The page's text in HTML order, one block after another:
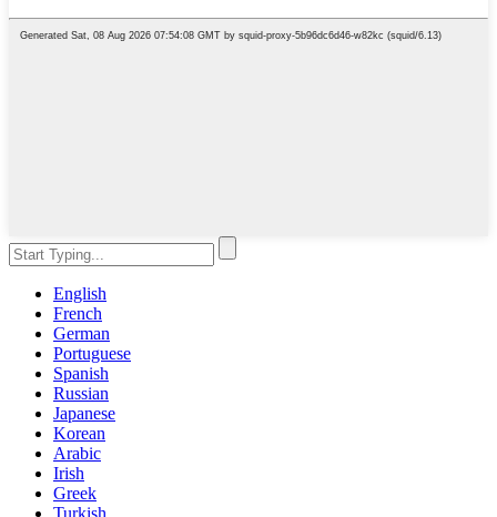
English
French
German
Portuguese
Spanish
Russian
Japanese
Korean
Arabic
Irish
Greek
Turkish